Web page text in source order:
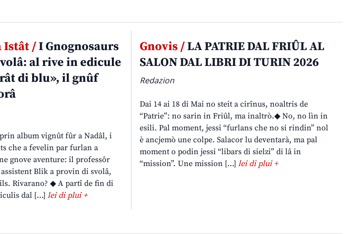
Istât /I Gnognosaurs
al rive in edicule
di blu», il gnûf
album vignût fûr a Nadâl, i
che a fevelin par furlan a
gnove aventure: il professôr
Blik a provin di svolâ,
Rivarano? ◆ A partî de fin di
dal […] lei di plui +
Gnovis /LA PATRIE DAL FRIÛL AL
SALON DAL LIBRI DI TURIN 2026
Redazion
Dai 14 ai 18 di Mai no steit a cirînus, noaltris de
“Patrie”: no sarin in Friûl, ma inaltrò.◆ No, no lìn in
esili. Pal moment, jessi “furlans che no si rindin” nol
è ancjemò une colpe. Salacor lu deventarà, ma pal
moment o podin jessi “libars di sielzi” di lâ in
“mission”. Une mission […]lei di plui +